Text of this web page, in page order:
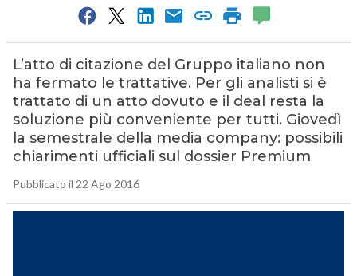
L’atto di citazione del Gruppo italiano non
ha fermato le trattative. Per gli analisti si è
trattato di un atto dovuto e il deal resta la
soluzione più conveniente per tutti. Giovedì
la semestrale della media company: possibili
chiarimenti ufficiali sul dossier Premium
Pubblicato il 22 Ago 2016